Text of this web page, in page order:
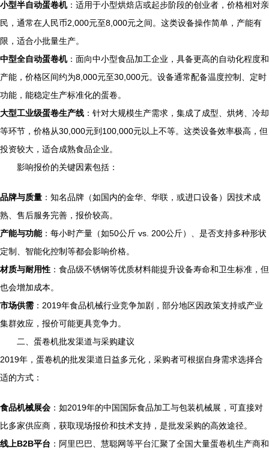
小型半自动蛋卷机：适用于小型烘焙店或起步阶段的创业者，价格相对亲
民，通常在人民币2,000元至8,000元之间。这类设备操作简单，产能有
限，适合小批量生产。
中型全自动蛋卷机：面向中小型食品加工企业，具备更高的自动化程度和
产能，价格区间约为8,000元至30,000元。设备通常配备温度控制、定时
功能，能稳定生产标准化的蛋卷。
大型工业级蛋卷生产线 ：针对大规模生产需求，集成了成型、烘烤、冷却
等环节，价格从30,000元到100,000元以上不等。这类设备效率极高，但
投资较大，适合成熟食品企业。
影响报价的关键因素包括：
品牌与质量 ：知名品牌（如国内的金华、华联，或进口设备）因技术成
熟、售后服务完善，报价较高。
产能与功能：每小时产量（如50公斤 vs. 200公斤）、是否支持多种形状
定制、智能化控制等都会影响价格。
材质与耐用性 ：食品级不锈钢等优质材料能提升设备寿命和卫生标准，但
也会增加成本。
市场供需 ：2019年食品机械行业竞争加剧，部分地区因政策支持或产业
集群效应，报价可能更具竞争力。
二、蛋卷机批发渠道与采购建议
2019年，蛋卷机的批发渠道日益多元化，采购者可根据自身需求选择合
适的方式：
食品机械展会 ：如2019年的中国国际食品加工与包装机械展，可直接对
比多家供应商，获取现场报价和技术支持，是批发采购的高效途径。
线上B2B平台 ：阿里巴巴、慧聪网等平台汇聚了全国大量蛋卷机生产商和